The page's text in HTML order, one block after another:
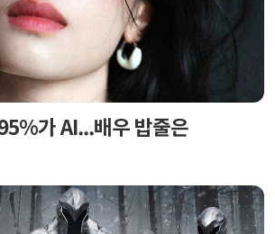
가 AI...배우 밥줄은